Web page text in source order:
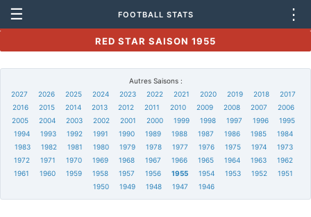
☰ FOOTBALL STATS ⋮
RED STAR SAISON 1955
Autres Saisons :
2027
2026 2025 2024 2023 2022 2021 2020 2019 2018
2017
2016
2015 2014 2013 2012 2011 2010 2009 2008 2007
2006
2005
2004 2003 2002 2001 2000 1999 1998 1997 1996
1995
1994
1993 1992 1991 1990 1989 1988 1987 1986 1985
1984
1983
1982 1981 1980 1979 1978 1977 1976 1975 1974
1973
1972
1971 1970 1969 1968 1967 1966 1965 1964 1963
1962
1961
1960 1959 1958 1957 1956 1955 1954 1953 1952
1951
1950
1949 1948 1947 1946